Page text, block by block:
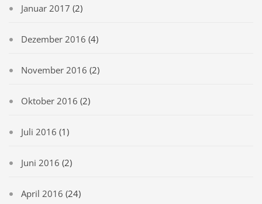
Januar 2017 (2)
Dezember 2016 (4)
November 2016 (2)
Oktober 2016 (2)
Juli 2016 (1)
Juni 2016 (2)
April 2016 (24)